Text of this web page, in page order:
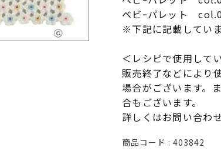
ベビｰパレット
※下記に記載してい
＜レシピで使用して
販売終了などにより
場合がございます。
合もございます。
詳しくはお問い合わ
商品コード 403842